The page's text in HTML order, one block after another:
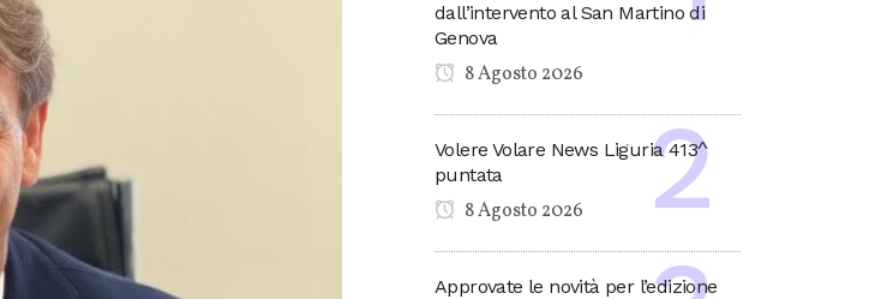
dall’intervento al San Martino di
Genova
8 Agosto 2026
Volere Volare News Liguria 413^
puntata
8 Agosto 2026
Approvate le novità per l’edizione